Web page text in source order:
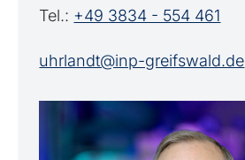
Tel.: +49 3834 - 554 461
uhrlandt@inp-greifswald.de